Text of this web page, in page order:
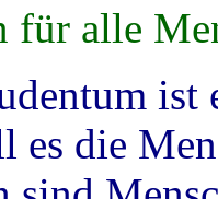
alle
die